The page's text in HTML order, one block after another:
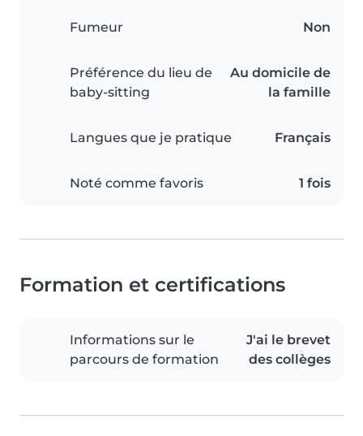
Fumeur Non
Préférence du lieu de
baby-sitting
Au domicile de
la famille
Langues que je pratique Français
Noté comme favoris 1 fois
Formation et certifications
Informations sur le
parcours de formation
J'ai le brevet
des collèges